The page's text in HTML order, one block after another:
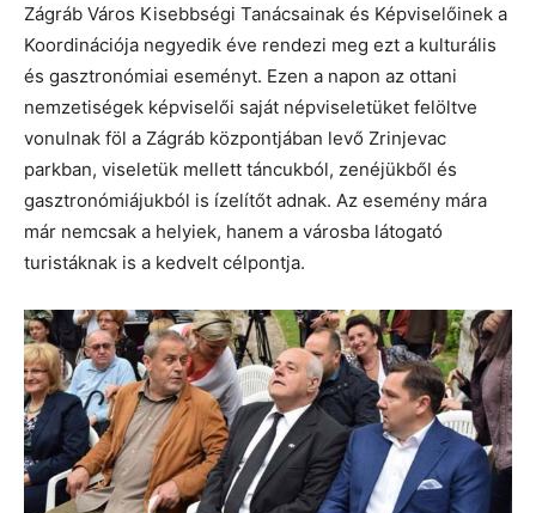
Zágráb Város Kisebbségi Tanácsainak és Képviselőinek a
Koordinációja negyedik éve rendezi meg ezt a kulturális
és gasztronómiai eseményt. Ezen a napon az ottani
nemzetiségek képviselői saját népviseletüket felöltve
vonulnak föl a Zágráb központjában levő Zrinjevac
parkban, viseletük mellett táncukból, zenéjükből és
gasztronómiájukból is ízelítőt adnak. Az esemény mára
már nemcsak a helyiek, hanem a városba látogató
turistáknak is a kedvelt célpontja.